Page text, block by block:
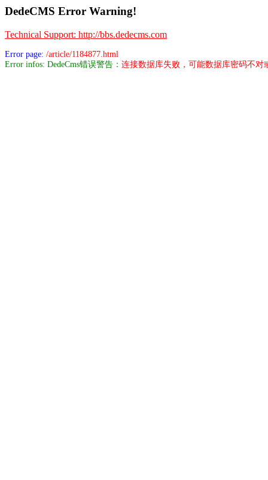
DedeCMS Error Warning!
Technical Support: http://bbs.dedecms.com
Error page: /article/1184877.html
Error infos: DedeCms错误警告： 连接数据库失败，可能数据库密码不对